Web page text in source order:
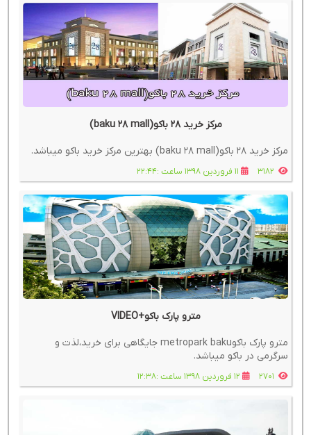
مرکز خرید ۲۸ باکو(baku 28 mall)
مرکز خرید ۲۸ باکو(baku 28 mall) بهترین مرکز خرید باکو میباشد.
3182 11 فروردین 1398 ساعت :22:44
مترو پارک باکو+VIDEO
مترو پارک باکوmetropark baku جایگاهی برای خرید،لذت و
سرگرمی در باکو میباشد.
2701 12 فروردین 1398 ساعت :12:38